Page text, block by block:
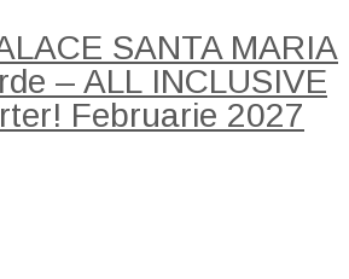
SANTA MARIA
– ALL INCLUSIVE
Februarie 2027